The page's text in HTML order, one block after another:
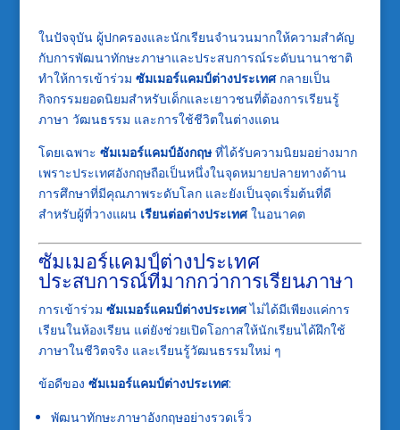
ในปัจจุบัน ผู้ปกครองและนักเรียนจำนวนมากให้ความสำคัญ
กับการพัฒนาทักษะภาษาและประสบการณ์ระดับนานาชาติ
ทำให้การเข้าร่วม ซัมเมอร์แคมป์ต่างประเทศกลายเป็น
กิจกรรมยอดนิยมสำหรับเด็กและเยาวชนที่ต้องการเรียนรู้
ภาษา วัฒนธรรม และการใช้ชีวิตในต่างแดน
โดยเฉพาะ ซัมเมอร์แคมป์อังกฤษที่ได้รับความนิยมอย่างมาก
เพราะประเทศอังกฤษถือเป็นหนึ่งในจุดหมายปลายทางด้าน
การศึกษาที่มีคุณภาพระดับโลก และยังเป็นจุดเริ่มต้นที่ดี
สำหรับผู้ที่วางแผน เรียนต่อต่างประเทศในอนาคต
ซัมเมอร์แคมป์ต่างประเทศ
ประสบการณ์ที่มากกว่าการเรียนภาษา
การเข้าร่วม ซัมเมอร์แคมป์ต่างประเทศไม่ได้มีเพียงแค่การ
เรียนในห้องเรียน แต่ยังช่วยเปิดโอกาสให้นักเรียนได้ฝึกใช้
ภาษาในชีวิตจริง และเรียนรู้วัฒนธรรมใหม่ ๆ
ข้อดีของ ซัมเมอร์แคมป์ต่างประเทศ:
พัฒนาทักษะภาษาอังกฤษอย่างรวดเร็ว